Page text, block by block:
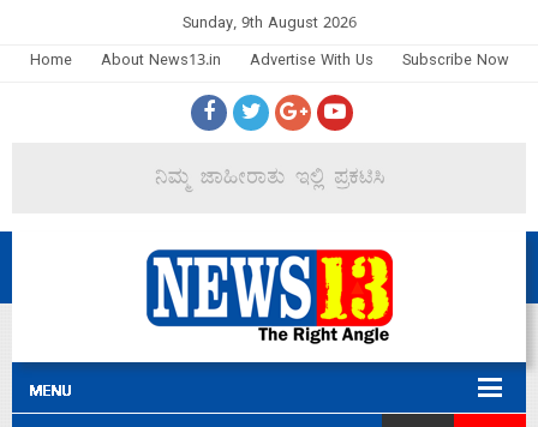
Sunday, 9th August 2026
Home
About News13.in Advertise With Us Subscribe Now